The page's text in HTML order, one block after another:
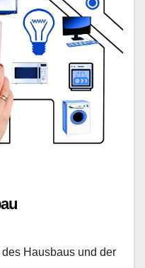
Hausbaus und der